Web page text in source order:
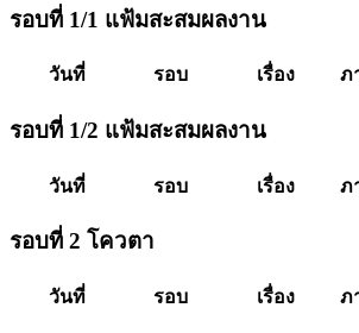
รอบที่ 1/1 แฟ้มสะสมผลงาน
วันที่ รอบ เรื่อง ภ
รอบที่ 1/2 แฟ้มสะสมผลงาน
วันที่ รอบ เรื่อง ภ
รอบที่ 2 โควตา
วันที่ รอบ เรื่อง ภ